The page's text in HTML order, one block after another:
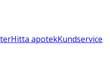
Hitta apotekKundservice